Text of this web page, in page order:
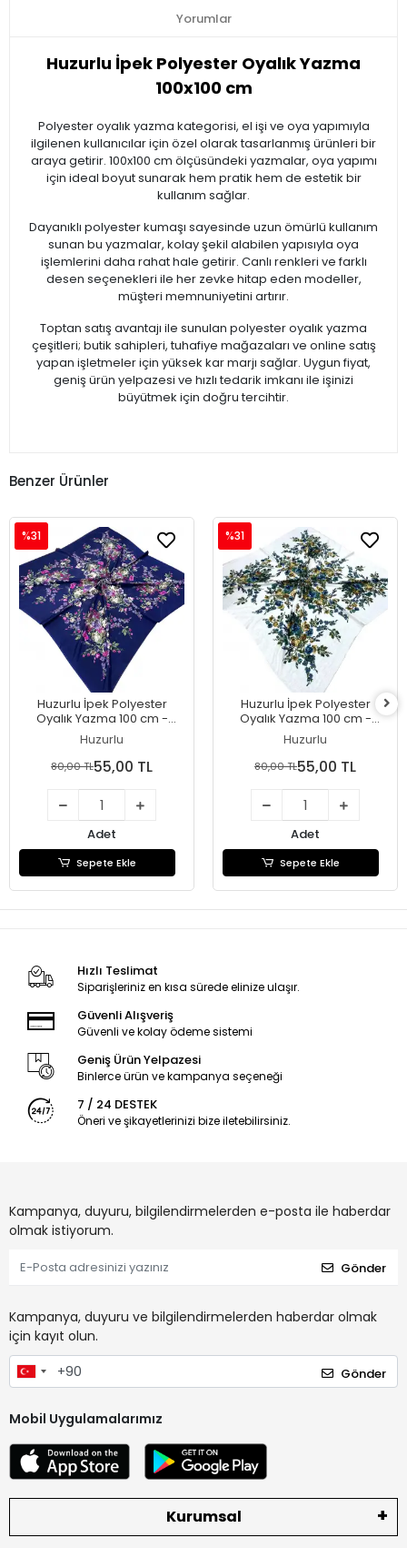
Yorumlar
Huzurlu İpek Polyester Oyalık Yazma
100x100 cm
Polyester oyalık yazma kategorisi, el işi ve oya yapımıyla
ilgilenen kullanıcılar için özel olarak tasarlanmış ürünleri bir
araya getirir. 100x100 cm ölçüsündeki yazmalar, oya yapımı
için ideal boyut sunarak hem pratik hem de estetik bir
kullanım sağlar.
Dayanıklı polyester kumaşı sayesinde uzun ömürlü kullanım
sunan bu yazmalar, kolay şekil alabilen yapısıyla oya
işlemlerini daha rahat hale getirir. Canlı renkleri ve farklı
desen seçenekleri ile her zevke hitap eden modeller,
müşteri memnuniyetini artırır.
Toptan satış avantajı ile sunulan polyester oyalık yazma
çeşitleri; butik sahipleri, tuhafiye mağazaları ve online satış
yapan işletmeler için yüksek kar marjı sağlar. Uygun fiyat,
geniş ürün yelpazesi ve hızlı tedarik imkanı ile işinizi
büyütmek için doğru tercihtir.
Benzer Ürünler
Huzurlu İpek Polyester
Oyalık Yazma 100 cm -
(PY02-20)
Huzurlu
%31
80,00 TL55,00 TL
Adet
Sepete Ekle
Huzurlu İpek Polyester
Oyalık Yazma 100 cm -
(PY02-19)
Huzurlu
%31
80,00 TL55,00 TL
Adet
Sepete Ekle
Hızlı Teslimat
Siparişleriniz en kısa sürede elinize ulaşır.
Güvenli Alışveriş
Güvenli ve kolay ödeme sistemi
Geniş Ürün Yelpazesi
Binlerce ürün ve kampanya seçeneği
7 / 24 DESTEK
Öneri ve şikayetlerinizi bize iletebilirsiniz.
Kampanya, duyuru, bilgilendirmelerden e-posta ile haberdar
olmak istiyorum.
Gönder
Kampanya, duyuru ve bilgilendirmelerden haberdar olmak
için kayıt olun.
Gönder
Mobil Uygulamalarımız
Kurumsal